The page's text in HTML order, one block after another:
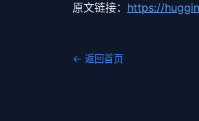
原文链接： https://
← 返回首页